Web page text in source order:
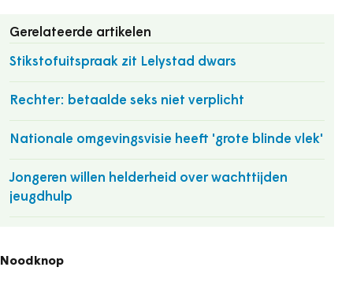
Gerelateerde artikelen
Stikstofuitspraak zit Lelystad dwars
Rechter: betaalde seks niet verplicht
Nationale omgevingsvisie heeft 'grote blinde vlek'
Jongeren willen helderheid over wachttijden
jeugdhulp
Noodknop